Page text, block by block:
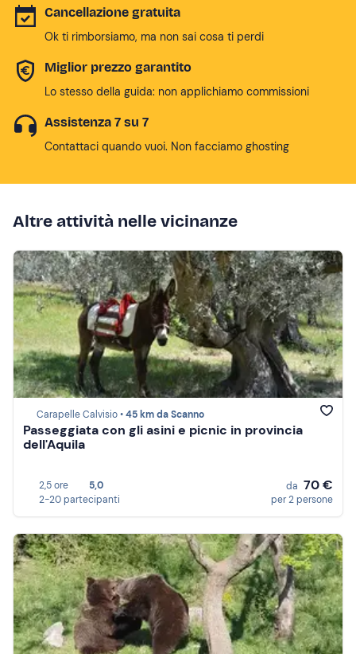
Cancellazione gratuita
Ok ti rimborsiamo, ma non sai cosa ti perdi
Miglior prezzo garantito
Lo stesso della guida: non applichiamo commissioni
Assistenza 7 su 7
Contattaci quando vuoi. Non facciamo ghosting
Altre attività nelle vicinanze
Carapelle Calvisio •45 km da Scanno
Passeggiata con gli asini e picnic in provincia
dell'Aquila
2,5 ore
5,0
2-20 partecipanti
da 70 €
per 2 persone